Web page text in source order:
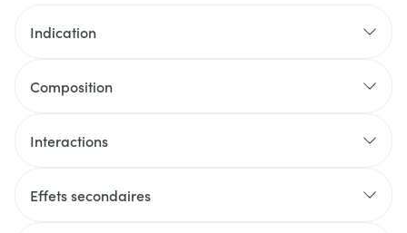
Indication
Composition
Interactions
Effets secondaires